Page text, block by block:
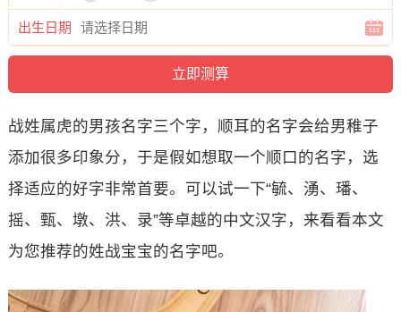
出生日期
战姓属虎的男孩名字三个字，顺耳的名字会给男稚子
添加很多印象分，于是假如想取一个顺口的名字，选
择适应的好字非常首要。可以试一下“毓、湧、璠、
摇、甄、墩、洪、录”等卓越的中文汉字，来看看本文
为您推荐的姓战宝宝的名字吧。